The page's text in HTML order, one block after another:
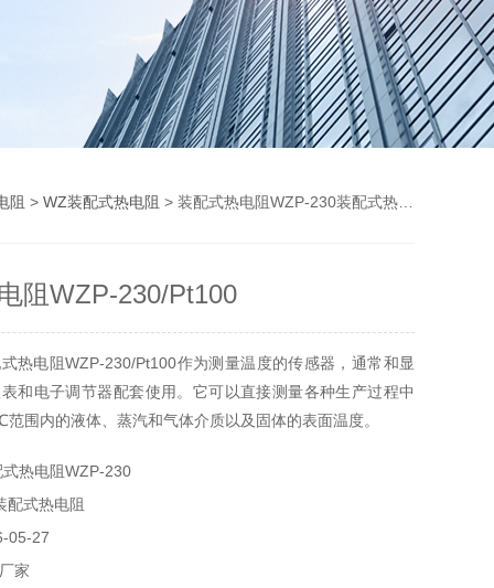
阻 > WZ装配式热电阻 > 装配式热电阻WZP-230装配式热电阻WZP-230/Pt100
阻WZP-230/Pt100
热电阻WZP-230/Pt100作为测量温度的传感器，通常和显
和电子调节器配套使用。它可以直接测量各种生产过程中
围内的液体、蒸汽和气体介质以及固体的表面温度。
热电阻WZP-230
配式热电阻
05-27
家